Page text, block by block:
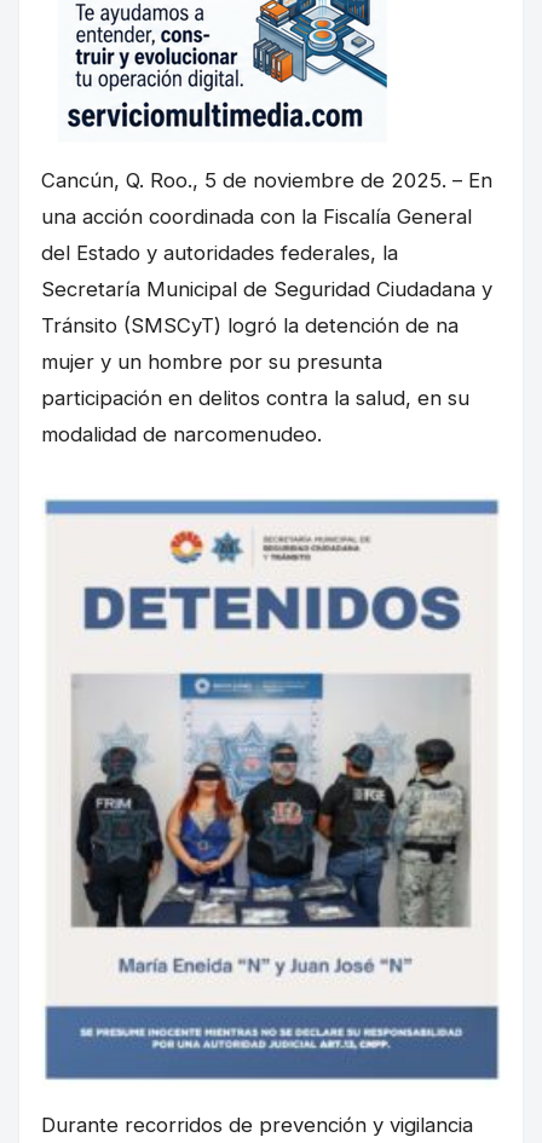
Cancún, Q. Roo., 5 de noviembre de 2025. – En
una acción coordinada con la Fiscalía General
del Estado y autoridades federales, la
Secretaría Municipal de Seguridad Ciudadana y
Tránsito (SMSCyT) logró la detención de na
mujer y un hombre por su presunta
participación en delitos contra la salud, en su
modalidad de narcomenudeo.
Durante recorridos de prevención y vigilancia